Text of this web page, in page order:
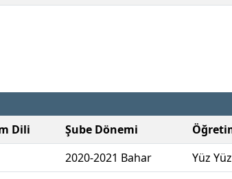
Dili Şube Dönemi
2020-2021 Bahar Yüz